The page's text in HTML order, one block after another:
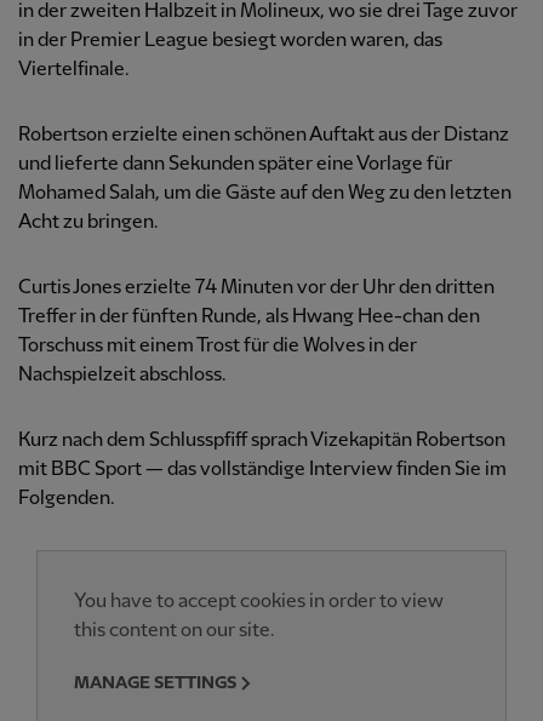
in der zweiten Halbzeit in Molineux, wo sie drei Tage zuvor
in der Premier League besiegt worden waren, das
Viertelfinale.
Robertson erzielte einen schönen Auftakt aus der Distanz
und lieferte dann Sekunden später eine Vorlage für
Mohamed Salah, um die Gäste auf den Weg zu den letzten
Acht zu bringen.
Curtis Jones erzielte 74 Minuten vor der Uhr den dritten
Treffer in der fünften Runde, als Hwang Hee-chan den
Torschuss mit einem Trost für die Wolves in der
Nachspielzeit abschloss.
Kurz nach dem Schlusspfiff sprach Vizekapitän Robertson
mit BBC Sport — das vollständige Interview finden Sie im
Folgenden.
You have to accept cookies in order to view
this content on our site.
MANAGE SETTINGS